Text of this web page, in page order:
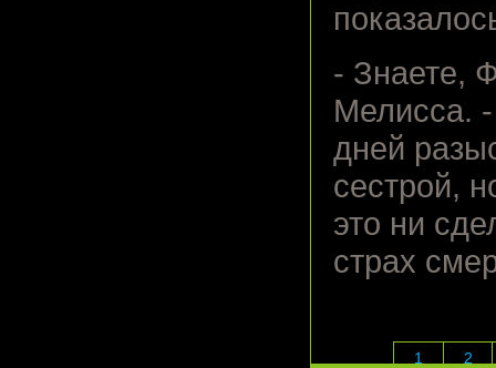
- Знаете,
Мелисса.
дней
сестрой,
это ни
страх
1 2